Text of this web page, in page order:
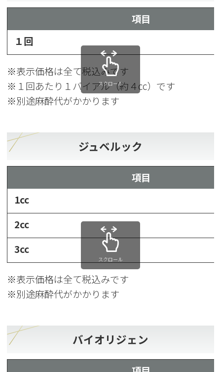
項目
１回
※表示価格は全て税込みです
※１回あたり１バイアル（約４cc）です
※別途麻酔代がかかります
スクロール
ジュベルック
項目
1cc
2cc
3cc
※表示価格は全て税込みです
※別途麻酔代がかかります
スクロール
バイオリジェン